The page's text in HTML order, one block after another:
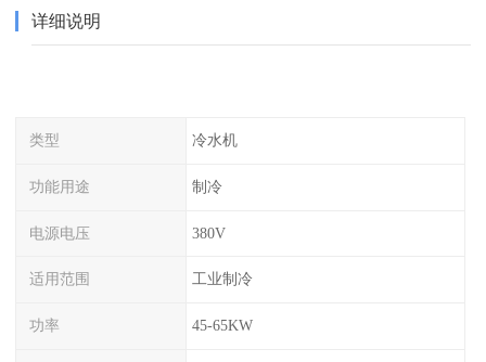
详细说明
类型 冷水机
功能用途 制冷
电源电压 380V
适用范围 工业制冷
功率 45-65KW